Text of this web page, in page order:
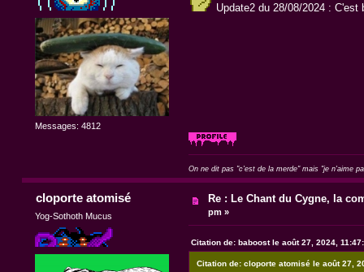
Messages: 4812
Update2 du 28/08/2024 :
On ne dit pas "c'est de la merde" mais "je n'aime
cloporte atomisé
Yog-Sothoth Mucus
Re : Le Chant du Cygne, la
pm »
Citation de: baboost le août 27, 2024,
Citation de: cloporte atomisé le août 27,